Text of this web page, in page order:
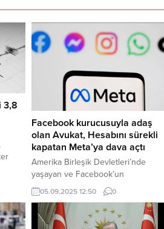
3,8
7
Facebook kurucusuyla adaş
olan Avukat, Hesabını sürekli
kapatan Meta’ya dava açtı
Amerika Birleşik Devletleri’nde
yaşayan ve Facebook’un
kurucusuyla aynı adı taşıyan avukat
Mark S. Zuckerberg, sosyal medya
hesabının “ünlü taklidi yaptığı”
gerekçesiyle sürekli kapatıldığını
05.09.2025 12:50 0